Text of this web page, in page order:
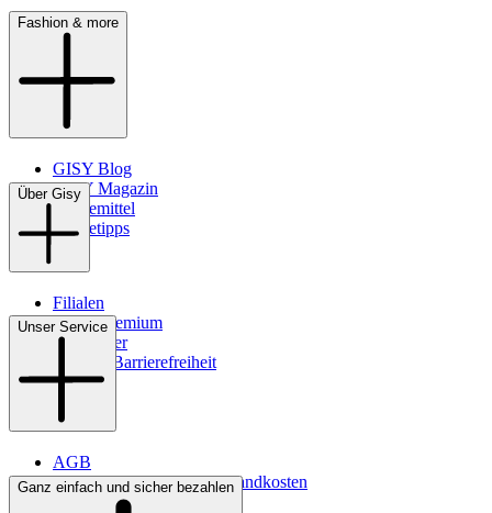
Fashion & more
GISY Blog
GISY Magazin
Pflegemittel
Pflegetipps
Über Gisy
Filialen
WMS-Premium
Newsletter
Digitale Barrierefreiheit
Unser Service
AGB
Lieferbedingungen & Versandkosten
Bezahlung
Ganz einfach und sicher bezahlen